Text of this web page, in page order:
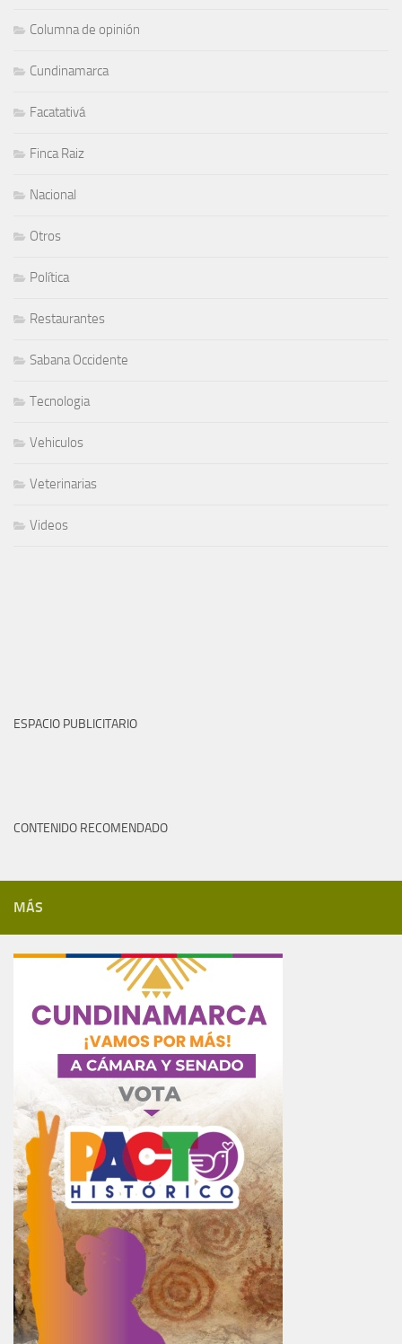
Columna de opinión
Cundinamarca
Facatativá
Finca Raiz
Nacional
Otros
Política
Restaurantes
Sabana Occidente
Tecnologia
Vehiculos
Veterinarias
Videos
ESPACIO PUBLICITARIO
CONTENIDO RECOMENDADO
MÁS